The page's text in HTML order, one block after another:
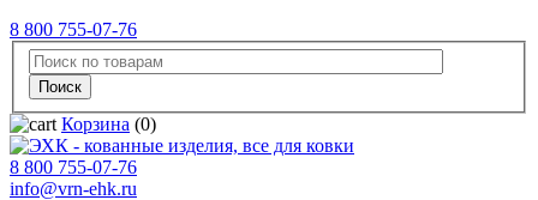
8 800 755-07-76
Корзина (0)
8 800 755-07-76
info@vrn-ehk.ru